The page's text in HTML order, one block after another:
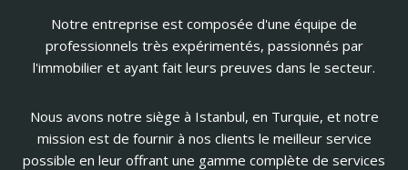
Notre entreprise est composée d'une équipe de
professionnels très expérimentés, passionnés par
l'immobilier et ayant fait leurs preuves dans le secteur.
Nous avons notre siège à Istanbul, en Turquie, et notre
mission est de fournir à nos clients le meilleur service
possible en leur offrant une gamme complète de services